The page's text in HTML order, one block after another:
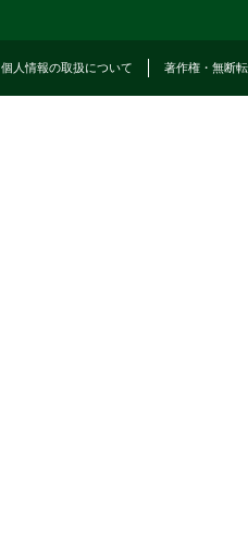
個人情報の取扱について 著作権・無断